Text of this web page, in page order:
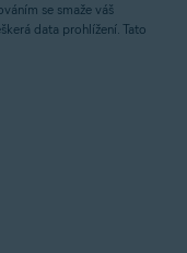
se smaže váš
data prohlížení. Tato